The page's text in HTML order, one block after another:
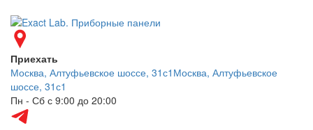
Приехать
Москва, Алтуфьевское шоссе, 31с1 Москва, Алтуфьевское
шоссе, 31с1
Пн - Сб с 9:00 до 20:00